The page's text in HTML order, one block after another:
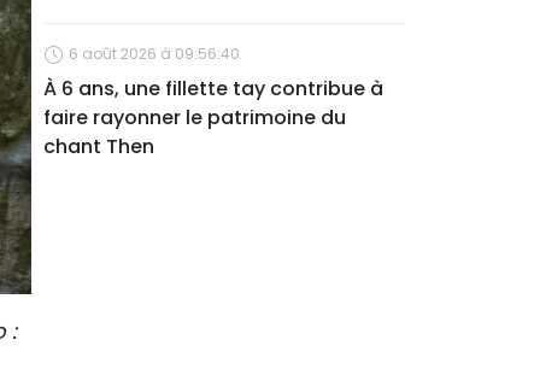
:
6 août 2026 à 09:56:40
À 6 ans, une fillette tay contribue à
faire rayonner le patrimoine du
chant Then